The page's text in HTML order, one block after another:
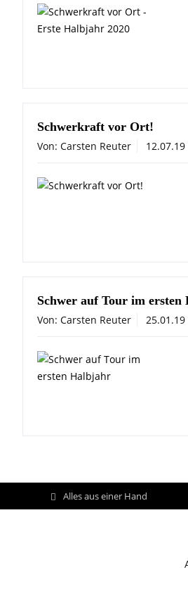
Schwerkraft vor Ort!
Von: Carsten Reuter
Schwer auf Tour im
Von: Carsten Reuter 25.01.19
Alles aus einer Hand